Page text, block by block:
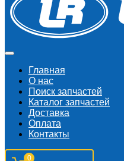
Главная
О нас
Поиск запчастeй
Каталог запчастей
Доставка
Оплата
Контакты
0